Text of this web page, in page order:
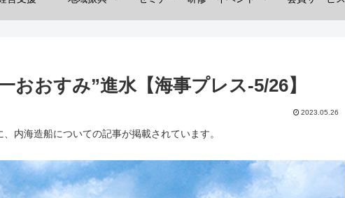
おおすみ”進水【海事プレス-5/26】
2023.05.26
内海造船についての記事が掲載されています。